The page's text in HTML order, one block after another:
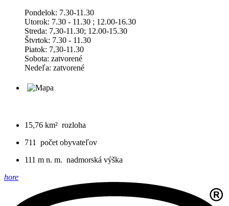
Pondelok: 7.30-11.30
Utorok: 7.30 - 11.30 ; 12.00-16.30
Streda: 7,30-11.30; 12.00-15.30
Štvrtok: 7.30 - 11.30
Piatok: 7,30-11.30
Sobota: zatvorené
Nedeľa: zatvorené
15,76 km² rozloha
711
počet obyvateľov
111 m n. m. nadmorská výška
hore